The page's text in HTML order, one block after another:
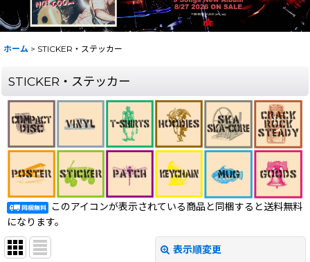
ホーム > STICKER・ステッカー
STICKER・ステッカー
このアイコンが表示されている商品と同梱すると送料無料
になります。
表示順変更